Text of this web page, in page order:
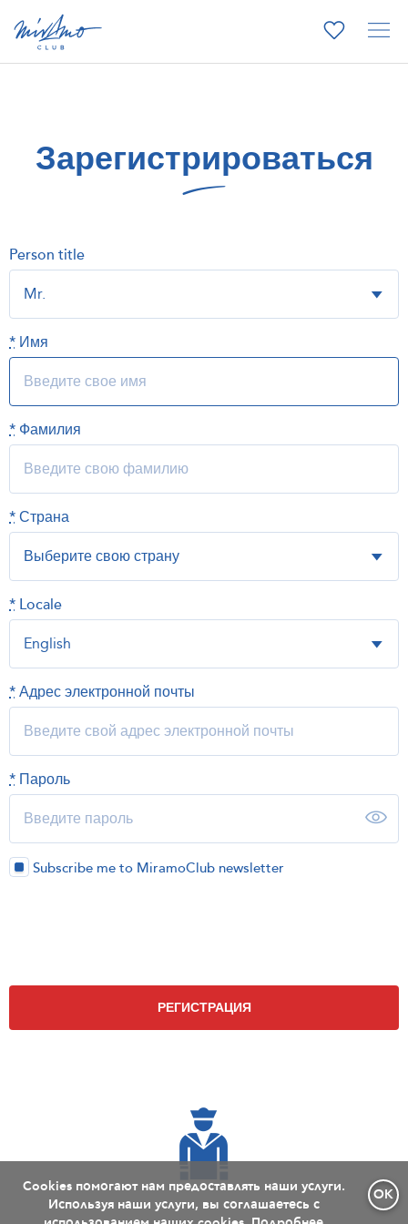
Cookies помогают нам предоставлять наши услуги.
Используя наши услуги, вы соглашаетесь с
OK
Зарегистрироваться
Person title
* Имя
* Фамилия
*Страна
* Locale
*Адрес электронной почты
* Пароль
Subscribe me to MiramoClub newsletter